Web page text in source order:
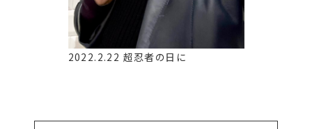
2022.2.22 超忍者の日に